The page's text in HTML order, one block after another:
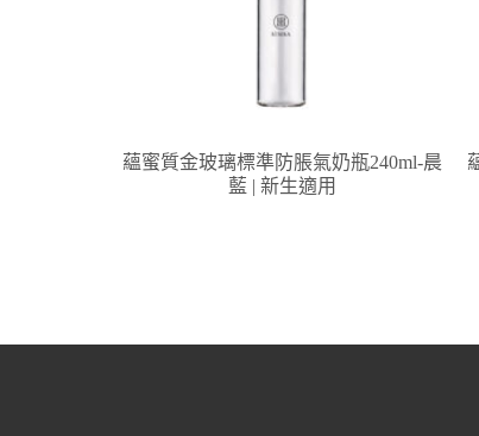
蘊蜜質金玻璃標準防脹氣奶瓶240ml-晨
藍 | 新生適用